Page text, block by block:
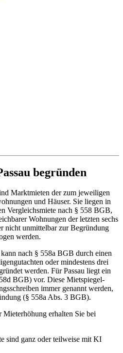
begründen
Marktmieten der zum jeweiligen
und Häuser. Sie liegen in
Vergleichsmiete nach § 558 BGB,
Wohnungen der letzten sechs
nicht unmittelbar zur Begründung
werden.
nach § 558a BGB durch einen
oder mindestens drei
werden. Für Passau liegt ein
BGB) vor. Diese Mietspiegel-
immer genannt werden,
(§ 558a Abs. 3 BGB).
erhalten Sie bei
sind ganz oder teilweise mit KI